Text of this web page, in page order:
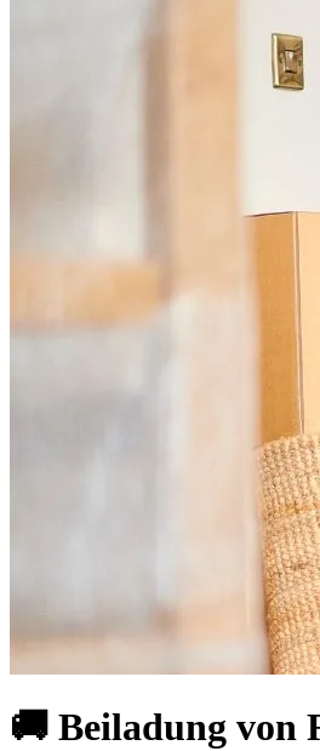
🚚 Beiladung von